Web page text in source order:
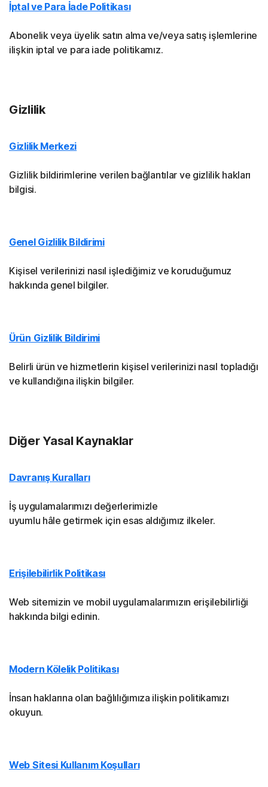
İptal ve Para İade Politikası
Abonelik veya üyelik satın alma ve/veya satış işlemlerine
ilişkin iptal ve para iade politikamız.
Gizlilik
Gizlilik Merkezi
Gizlilik bildirimlerine verilen bağlantılar ve gizlilik hakları
bilgisi.
Genel Gizlilik Bildirimi
Kişisel verilerinizi nasıl işlediğimiz ve koruduğumuz
hakkında genel bilgiler.
Ürün Gizlilik Bildirimi
Belirli ürün ve hizmetlerin kişisel verilerinizi nasıl topladığı
ve kullandığına ilişkin bilgiler.
Diğer Yasal Kaynaklar
Davranış Kuralları
İş uygulamalarımızı değerlerimizle
uyumlu hâle getirmek için esas aldığımız ilkeler.
Erişilebilirlik Politikası
Web sitemizin ve mobil uygulamalarımızın erişilebilirliği
hakkında bilgi edinin.
Modern Kölelik Politikası
İnsan haklarına olan bağlılığımıza ilişkin politikamızı
okuyun.
Web Sitesi Kullanım Koşulları